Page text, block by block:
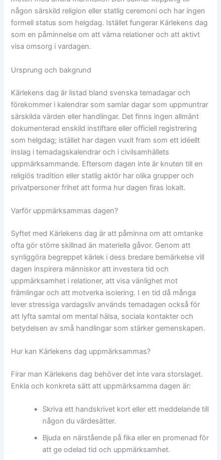
någon särskild religion eller statlig ceremoni och har ingen
formell status som helgdag. Istället fungerar Kärlekens dag
som en påminnelse om att värna relationer och att aktivt
visa omsorg i vardagen.
Ursprung och bakgrund
Kärlekens dag är listad bland svenska temadagar och
förekommer i kalendrar som samlar dagar som uppmuntrar
särskilda värden eller handlingar. Det finns ingen allmänt
dokumenterad enskild instiftare eller officiell registrering
som helgdag; istället har dagen vuxit fram som ett idéellt
inslag i temadagskalendrar och i civilsamhällets
uppmärksammande. Eftersom dagen inte är knuten till en
religiös tradition eller statlig aktör har olika grupper och
privatpersoner frihet att forma hur dagen firas lokalt.
Varför uppmärksammas dagen?
Syftet med Kärlekens dag är att påminna om att omtanke
ofta gör större skillnad än materiella gåvor. Genom att
synliggöra begreppet kärlek i dess bredare bemärkelse vill
dagen inspirera människor att investera tid och
uppmärksamhet i relationer, att visa vänlighet mot
främlingar och att motverka isolering. I en tid då många
lever stressiga vardagsliv används temadagen också för
att lyfta samtal om mental hälsa, sociala kontakter och
betydelsen av små handlingar som stärker gemenskapen.
Hur kan Kärlekens dag uppmärksammas?
Firar man Kärlekens dag behöver det inte vara storslaget.
Enkla och konkreta sätt att uppmärksamma dagen är:
Skriva ett handskrivet kort eller ett meddelande till
någon du värdesätter.
Bjuda en närstående på fika eller en promenad för
att ge odelad tid och uppmärksamhet.